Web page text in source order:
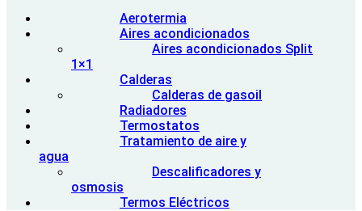
Aerotermia
Aires acondicionados
Aires acondicionados Split
1×1
Calderas
Calderas de gasoil
Radiadores
Termostatos
Tratamiento de aire y
agua
Descalificadores y
osmosis
Termos Eléctricos